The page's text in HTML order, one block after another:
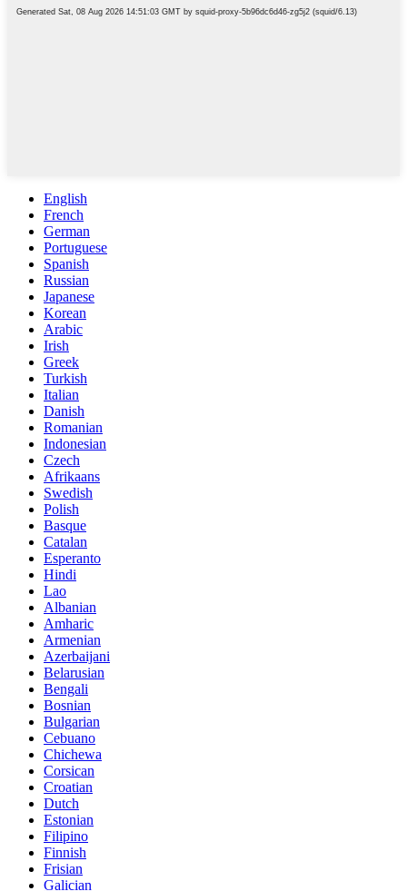
English
French
German
Portuguese
Spanish
Russian
Japanese
Korean
Arabic
Irish
Greek
Turkish
Italian
Danish
Romanian
Indonesian
Czech
Afrikaans
Swedish
Polish
Basque
Catalan
Esperanto
Hindi
Lao
Albanian
Amharic
Armenian
Azerbaijani
Belarusian
Bengali
Bosnian
Bulgarian
Cebuano
Chichewa
Corsican
Croatian
Dutch
Estonian
Filipino
Finnish
Frisian
Galician